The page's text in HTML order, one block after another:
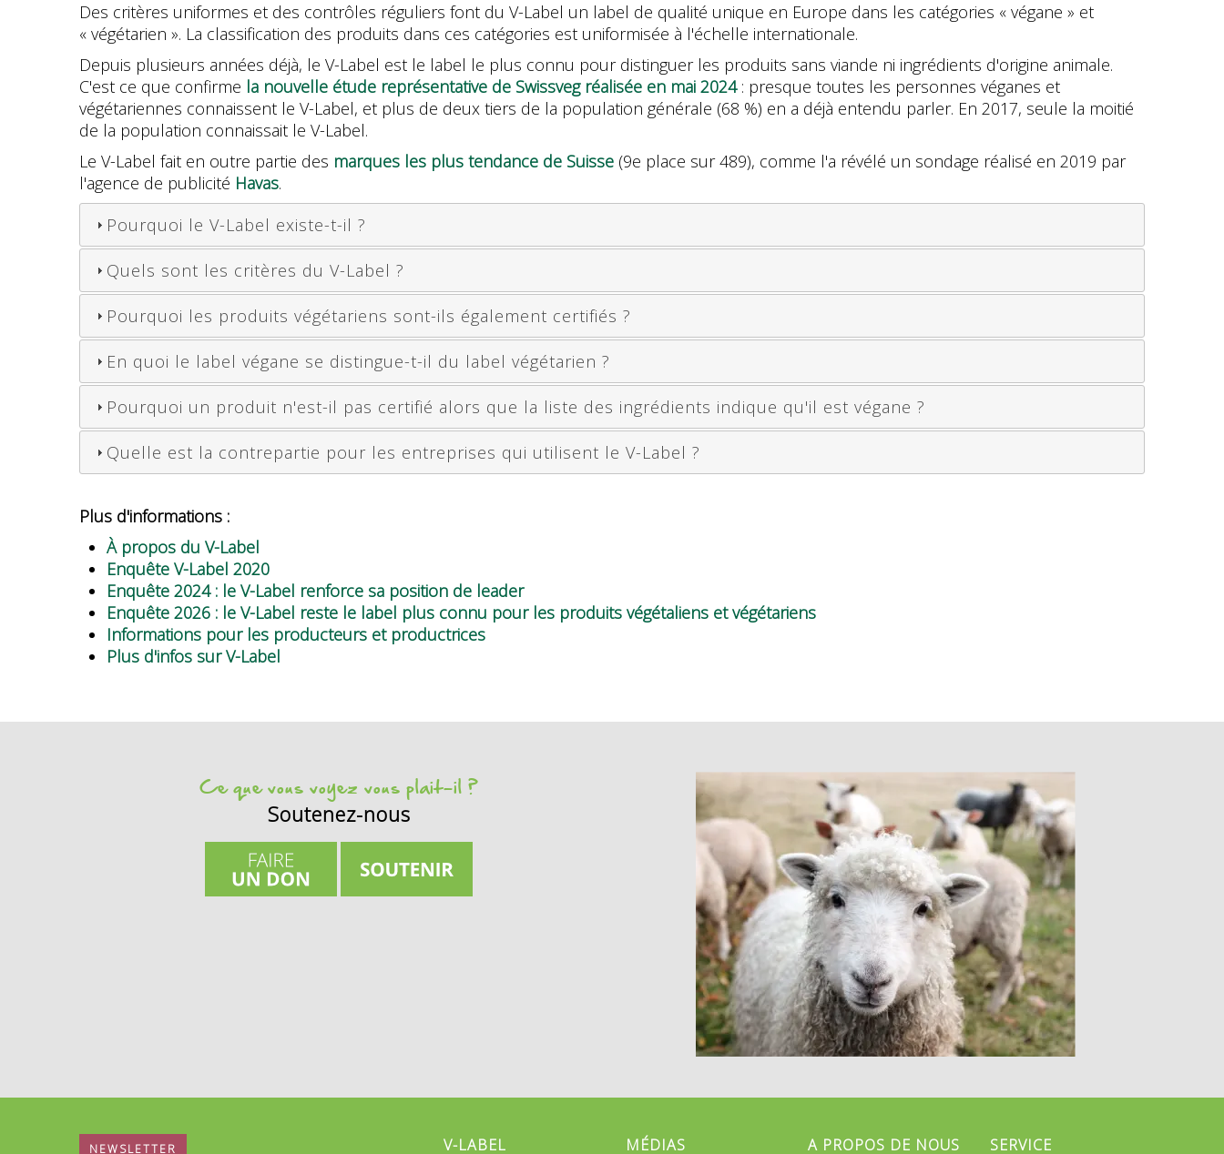
Des critères uniformes et des contrôles réguliers font du V-Label un label de qualité unique en Europe dans les catégories « végane » et
« végétarien ». La classification des produits dans ces catégories est uniformisée à l'échelle internationale.
Depuis plusieurs années déjà, le V-Label est le label le plus connu pour distinguer les produits sans viande ni ingrédients d'origine animale.
C'est ce que confirme la nouvelle étude représentative de Swissveg réalisée en mai 2024: presque toutes les personnes véganes et
végétariennes connaissent le V-Label, et plus de deux tiers de la population générale (68 %) en a déjà entendu parler. En 2017, seule la moitié
de la population connaissait le V-Label.
Le V-Label fait en outre partie des marques les plus tendance de Suisse (9e place sur 489), comme l'a révélé un sondage réalisé en 2019 par
l'agence de publicité Havas.
Pourquoi le V-Label existe-t-il ?
Quels sont les critères du V-Label ?
Pourquoi les produits végétariens sont-ils également certifiés ?
En quoi le label végane se distingue-t-il du label végétarien ?
Pourquoi un produit n'est-il pas certifié alors que la liste des ingrédients indique qu'il est végane ?
Quelle est la contrepartie pour les entreprises qui utilisent le V-Label ?
Plus d'informations :
À propos du V-Label
Enquête V-Label 2020
Enquête 2024 : le V-Label renforce sa position de leader
Enquête 2026 : le V-Label reste le label plus connu pour les produits végétaliens et végétariens
Informations pour les producteurs et productrices
Plus d'infos sur V-Label
Ce que vous voyez vous plait-il ?
Soutenez-nous
NEWSLETTER V-LABEL MÉDIAS A PROPOS DE NOUS SERVICE